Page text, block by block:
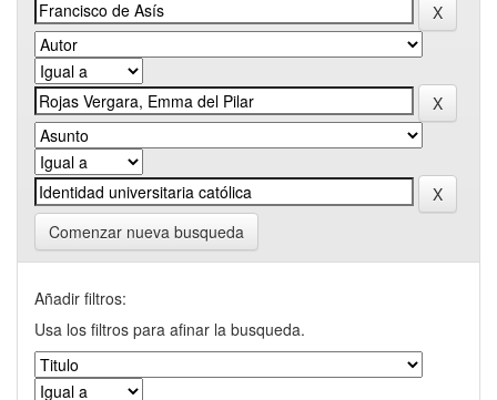
Comenzar nueva busqueda
Añadir filtros:
Usa los filtros para afinar la busqueda.